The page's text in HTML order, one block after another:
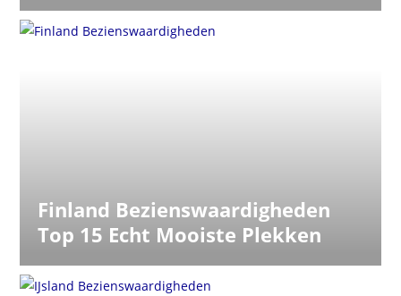
Finland Bezienswaardigheden
Top 15 Echt Mooiste Plekken